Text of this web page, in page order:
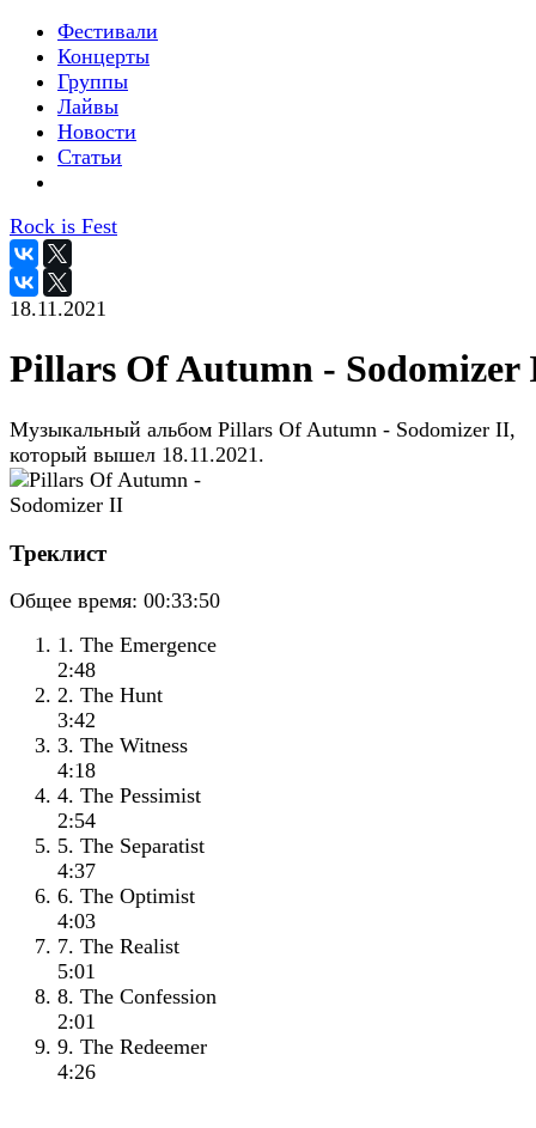
Фестивали
Концерты
Группы
Лайвы
Новости
Статьи
Rock is Fest
18.11.2021
Pillars Of Autumn - Sodomizer
Музыкальный альбом Pillars Of Autumn - Sodomizer II,
который вышел 18.11.2021.
Треклист
Общее время: 00:33:50
1. The Emergence
2:48
2. The Hunt
3:42
3. The Witness
4:18
4. The Pessimist
2:54
5. The Separatist
4:37
6. The Optimist
4:03
7. The Realist
5:01
8. The Confession
2:01
9. The Redeemer
4:26